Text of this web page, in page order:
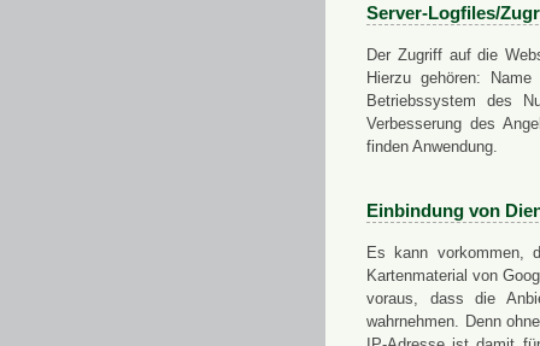
Server-Logfiles/
Der Zugriff auf die
Hierzu gehören:
Betriebssystem des
Verbesserung des
finden Anwendung.
Einbindung von
Es kann vorkommen,
Kartenmaterial von
voraus, dass die
wahrnehmen. Denn